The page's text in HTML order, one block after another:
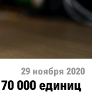
29 ноября 2020
000 единиц